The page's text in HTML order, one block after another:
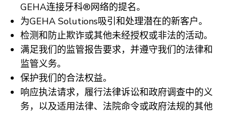
GEHA连接牙科®网络的提名。
为GEHA Solutions吸引和处理潜在的新客户。
检测和防止欺诈或其他未经授权或非法的活动。
满足我们的监管报告要求，并遵守我们的法律和
监管义务。
保护我们的合法权益。
响应执法请求，履行法律诉讼和政府调查中的义
务，以及适用法律、法院命令或政府法规的其他